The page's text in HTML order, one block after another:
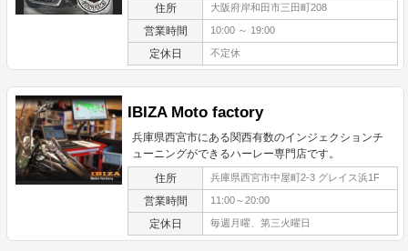
住所 大阪府岸和田市三田町208
営業時間 10:00 ～ 19:00
定休日 不定休
IBIZA Moto factory
兵庫県西宮市にある関西有数のインジェクションチ
ューニングができるハーレー専門店です。
住所 兵庫県西宮市中屋町2-3 グレイス浜1F
営業時間 11:00～20:00
定休日 毎週月曜、第三火曜日